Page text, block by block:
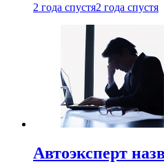
2 года спустя2 года спустя
Автоэксперт